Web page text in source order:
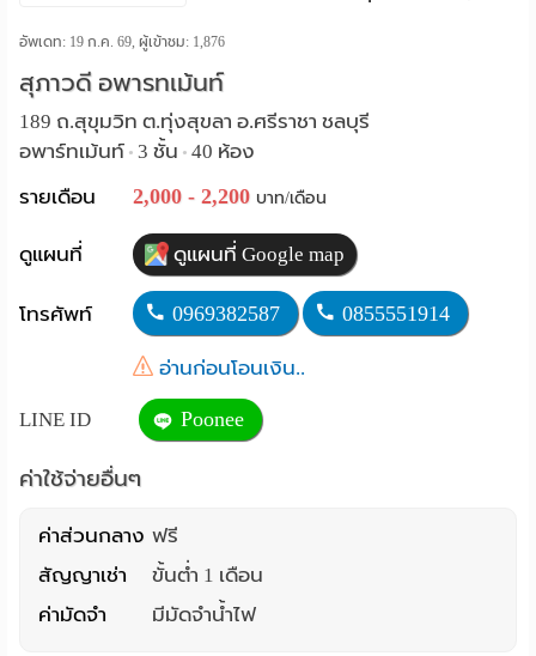
ลง
ประกาศ
ฟรี
Language
อัพเดท: 19 ก.ค. 69, ผู้เข้าชม: 1,876
สุภาวดี อพารทเม้นท์
189 ถ.สุขุมวิท ต.ทุ่งสุขลา อ.ศรีราชา ชลบุรี
อพาร์ทเม้นท์ • 3 ชั้น • 40 ห้อง
รายเดือน
2,000 - 2,200 บาท/เดือน
ดูแผนที่ ดูแผนที่ Google map
โทรศัพท์ 0969382587 0855551914
อ่านก่อนโอนเงิน..
LINE ID Poonee
ค่าใช้จ่ายอื่นๆ
ค่าส่วนกลาง ฟรี
สัญญาเช่า
ขั้นต่ำ 1 เดือน
ค่ามัดจำ
มีมัดจำน้ำไฟ